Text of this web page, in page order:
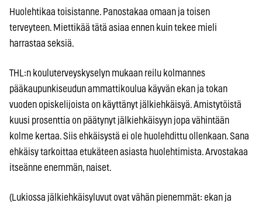
Huolehtikaa toisistanne. Panostakaa omaan ja toisen
terveyteen. Miettikää tätä asiaa ennen kuin tekee mieli
harrastaa seksiä.
THL:n kouluterveyskyselyn mukaan reilu kolmannes
pääkaupunkiseudun ammattikoulua käyvän ekan ja tokan
vuoden opiskelijoista on käyttänyt jälkiehkäisyä. Amistytöistä
kuusi prosenttia on päätynyt jälkiehkäisyyn jopa vähintään
kolme kertaa. Siis ehkäisystä ei ole huolehdittu ollenkaan. Sana
ehkäisy tarkoittaa etukäteen asiasta huolehtimista. Arvostakaa
itseänne enemmän, naiset.
(Lukiossa jälkiehkäisyluvut ovat vähän pienemmät: ekan ja